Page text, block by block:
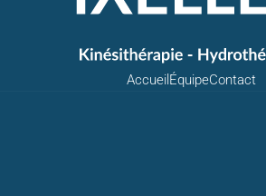
Accueil ÉquipeContact